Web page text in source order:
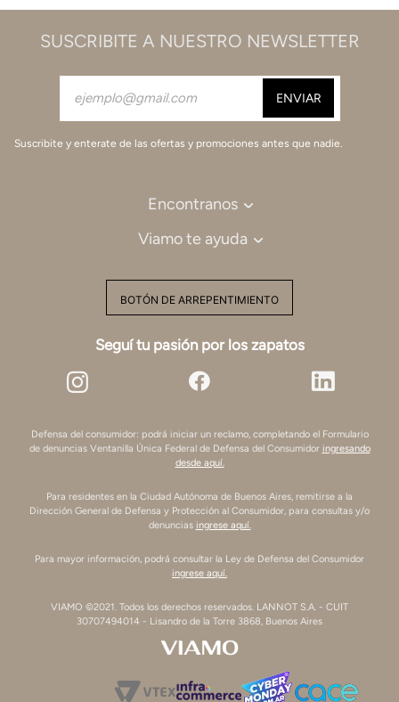
SUSCRIBITE A NUESTRO NEWSLETTER
Suscribite y enterate de las ofertas y promociones antes que nadie.
Encontranos
Viamo te ayuda
BOTÓN DE ARREPENTIMIENTO
Seguí tu pasión por los zapatos
Defensa del consumidor: podrá iniciar un reclamo, completando el Formulario
de denuncias Ventanilla Única Federal de Defensa del Consumidor ingresando
desde aquí.
Para residentes en la Ciudad Autónoma de Buenos Aires, remitirse a la
Dirección General de Defensa y Protección al Consumidor, para consultas y/o
denuncias ingrese aquí.
Para mayor información, podrá consultar la Ley de Defensa del Consumidor
ingrese aquí.
VIAMO ©2021. Todos los derechos reservados. LANNOT S.A. - CUIT
30707494014 - Lisandro de la Torre 3868, Buenos Aires